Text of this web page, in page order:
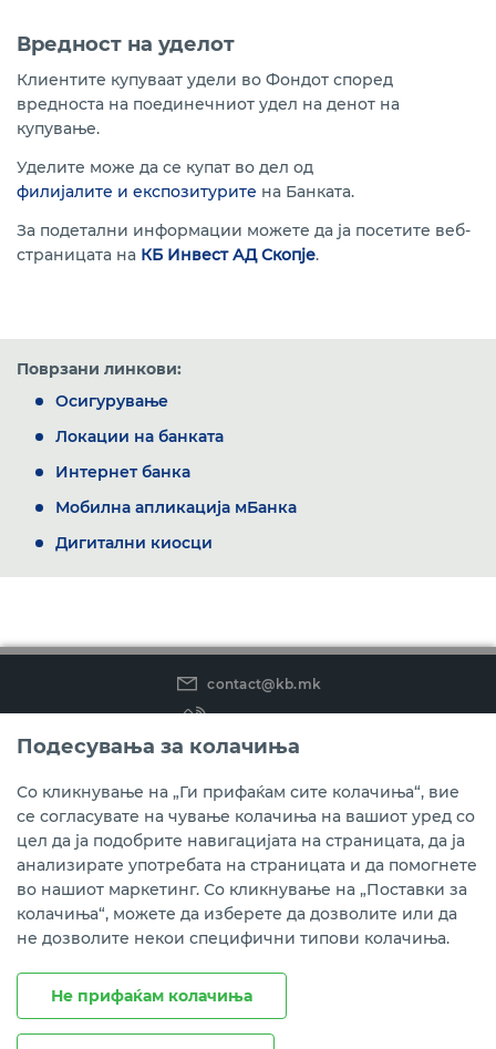
Вредност на уделот
Клиентите купуваат удели во Фондот според
вредноста на поединечниот удел на денот на
купување.
Уделите може да се купат во дел од
филијалите и експозитурите на Банката.
За подетални информации можете да ја посетите веб-
страницата на КБ Инвест АД Скопје.
Поврзани линкови:
Осигурување
Локации на банката
Интернет банка
Мобилна апликација мБанка
Дигитални киосци
contact@kb.mk
(02) 3 296 800
Instagram
LinkedIn
Youtube
Преземете ја мобилната апликација мБанкаКо.
Подесувања за колачиња
Со кликнување на „Ги прифаќам сите колачиња“, вие
се согласувате на чување колачиња на вашиот уред со
цел да ја подобрите навигацијата на страницата, да ја
анализирате употребата на страницата и да помогнете
во нашиот маркетинг. Со кликнување на „Поставки за
колачиња“, можете да изберете да дозволите или да
не дозволите некои специфични типови колачиња.
Не прифаќам колачиња